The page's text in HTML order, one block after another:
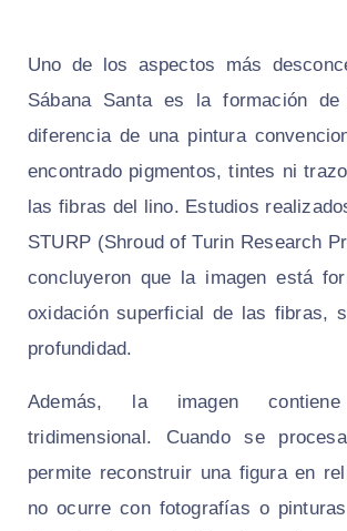
Uno de los aspectos más
Sábana Santa es la formación
diferencia de una pintura
encontrado pigmentos, tintes ni
las fibras del lino. Estudios
STURP (Shroud of Turin Research
concluyeron que la imagen está
oxidación superficial de las fibras,
profundidad.
Además, la imagen contiene
tridimensional. Cuando se
permite reconstruir una figura en
no ocurre con fotografías o